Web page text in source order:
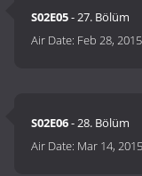
S02E05- 27. Bölüm
Air Date: Feb 28,
S02E06- 28. Bölüm
Air Date: Mar 14,